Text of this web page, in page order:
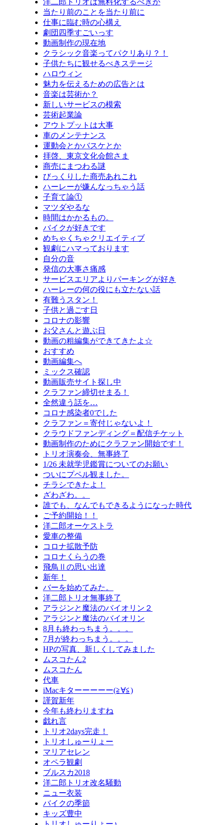
洋二郎トリオは無料化するべきか
当たり前のことを当たり前に
仕事に臨む時の心構え
劇団四季すごいっす
動画制作の現在地
クラシック音楽ってパクリあり？！
子供たちに観せるべきステージ
ハロウィン
魅力を伝えるための広告とは
音楽は芸術か？
新しいサービスの模索
芸術起業論
アウトプットは大事
車のメンテナンス
運動会とかバスケとか
拝啓、東京文化会館さま
商売にまつわる謎
びっくりした商売あれこれ
ハーレーが嫌んなっちゃう話
子育て論①
マツダやるな
時間はかかるもの。
バイクが好きです
めちゃくちゃクリエイティブ
観劇にハマっております
自分の音
発信の大事さ痛感
サービスエリアよりパーキングが好き
ハーレーの何の役にも立たない話
有難うスタン！
子供と過ごす日
コロナの影響
お父さんと遊ぶ日
動画の粗編集ができてきたよ☆
おすすめ
動画編集へ
ミックス確認
動画販売サイト探し中
クラファン締切せまる！
全然違う話を…
コロナ感染者0でした
クラファン＝寄付じゃないよ！
クラウドファンディング＝配信チケット
動画制作のためにクラファン開始です！
トリオ演奏会、無事終了
1/26 未就学児鑑賞についてのお願い
ついにプペル観ました。
チラシできたよ！
ざわざわ。。
誰でも、なんでもできるようになった時代
ご予約開始！！
洋二郎オーケストラ
愛車の整備
コロナ拡散予防
コロナくらうの巻
飛鳥Ⅱの思い出達
新年！
バーを始めてみた。
洋二郎トリオ無事終了
アラジンと魔法のバイオリン２
アラジンと魔法のバイオリン
8月も終わっちまう。。。
7月が終わっちまう。。。
HPの写真、新しくしてみました
ムスコたん2
ムスコたん
代車
iMacキターーーーー(≧∀≦)
謹賀新年
今年も終わりますね
戯れ言
トリオ2days完走！
トリオしゅーりょー
マリアセレン
オペラ観劇
ブルスカ2018
洋二郎トリオ改名騒動
ニュー衣装
バイクの季節
キッズ豊中